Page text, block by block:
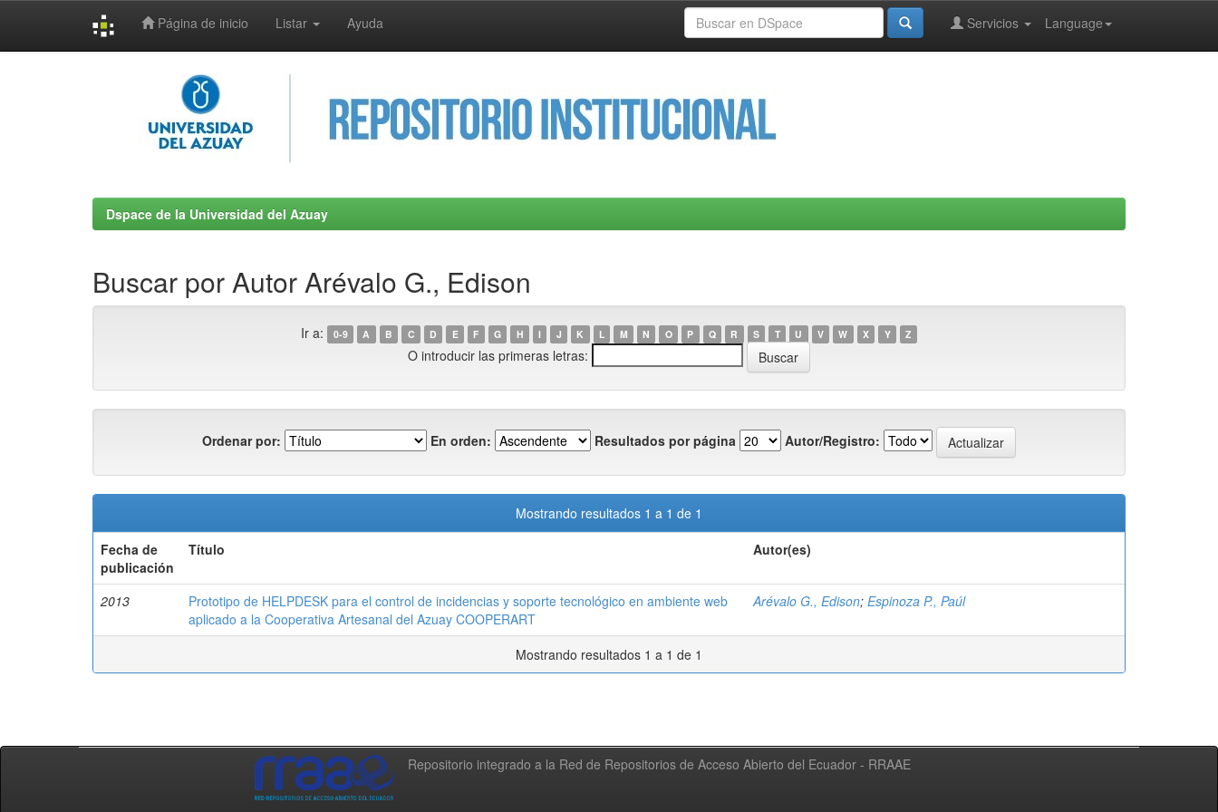
Página de inicio Listar Ayuda Language
Servicios
Dspace de la Universidad del Azuay
Buscar por Autor Arévalo G., Edison
Ir a: 0-9 A B C D E F G H I J K L M N O P Q R S T U V W X Y Z
O introducir las primeras letras:
Ordenar por: En orden: Resultados por página Autor/Registro:
Mostrando resultados 1 a 1 de 1
Fecha de
publicación
Título Autor(es)
2013
Prototipo de HELPDESK para el control de incidencias y soporte tecnológico en ambiente web
aplicado a la Cooperativa Artesanal del Azuay COOPERART
Arévalo G., Edison; Espinoza P., Paúl
Mostrando resultados 1 a 1 de 1
Repositorio integrado a la Red de Repositorios de Acceso Abierto del Ecuador - RRAAE